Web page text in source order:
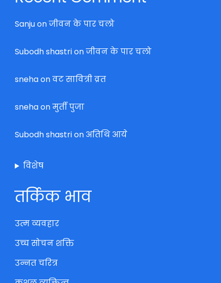
Sanjuonजीवन के पार चलो
Subodh shastrionजीवन के पार चलो
snehaonवट सावित्री व्रत
snehaonमुर्ती पुजा
Subodh shastrionअतिथि आये
विशेष
तर्किक भाव
उत्म व्यवहार
उच्च सोचन शक्ति
उन्नत चरित्र